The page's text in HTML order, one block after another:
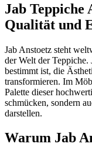
Jab Teppiche
Qualität und
Jab Anstoetz steht
der Welt der Teppiche.
bestimmt ist, die
transformieren. Im
Palette dieser
schmücken, sondern
darstellen.
Warum Jab